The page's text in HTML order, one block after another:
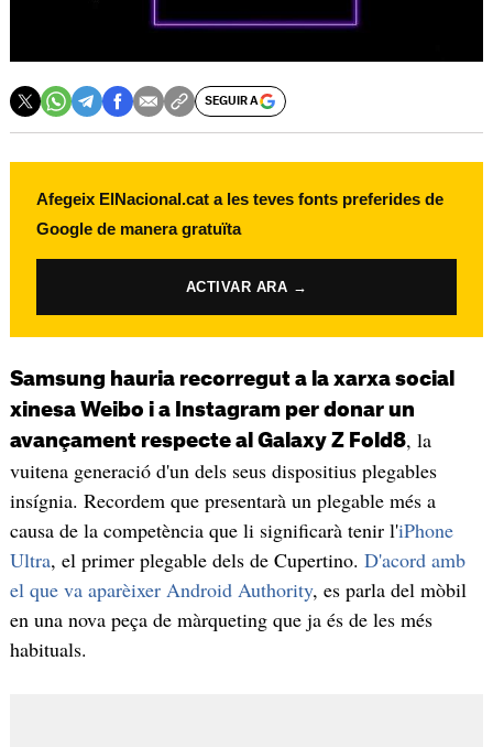
SEGUIR A
Afegeix ElNacional.cat a les teves fonts preferides de
Google de manera gratuïta
ACTIVAR ARA →
Samsung hauria recorregut a la xarxa social
xinesa Weibo i a Instagram per donar un
avançament respecte al Galaxy Z Fold8, la
vuitena generació d'un dels seus dispositius plegables
insígnia. Recordem que presentarà un plegable més a
causa de la competència que li significarà tenir l'iPhone
Ultra, el primer plegable dels de Cupertino. D'acord amb
el que va aparèixer Android Authority, es parla del mòbil
en una nova peça de màrqueting que ja és de les més
habituals.